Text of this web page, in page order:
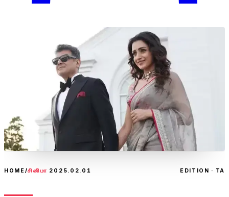
HOME/சினிமா 2025.02.01 EDITION · TA